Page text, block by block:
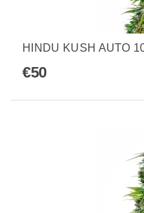
HINDU KUSH AUTO
€50